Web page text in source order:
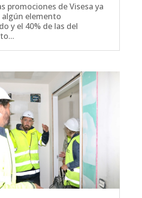
promociones de Visesa ya
elemento
y el 40% de las del